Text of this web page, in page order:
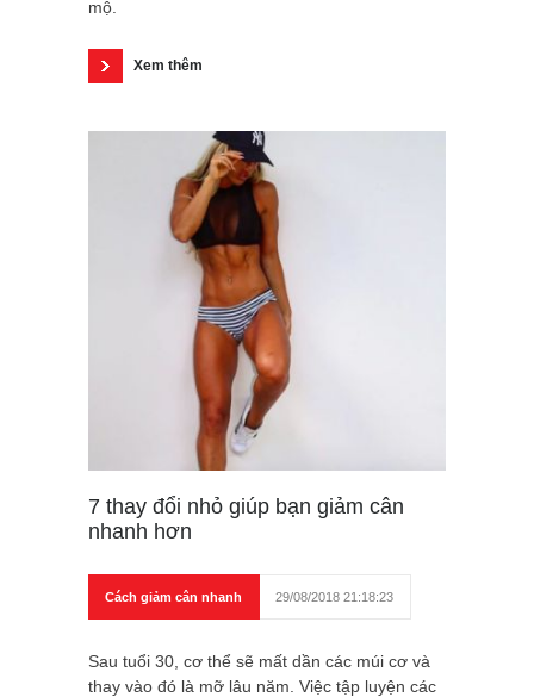
mộ.
Xem thêm
7 thay đổi nhỏ giúp bạn giảm cân
nhanh hơn
Cách giảm cân nhanh 29/08/2018 21:18:23
Sau tuổi 30, cơ thể sẽ mất dần các múi cơ và
thay vào đó là mỡ lâu năm. Việc tập luyện các